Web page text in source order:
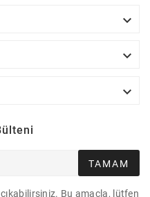



TAMAM
Bu amaçla, lütfen